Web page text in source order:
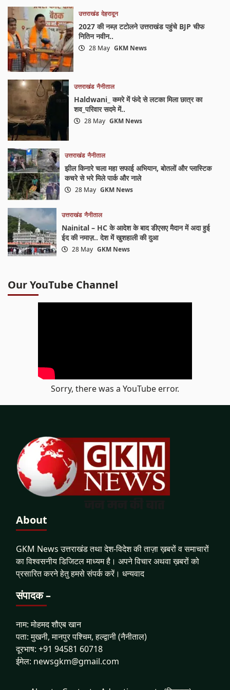
उत्तराखंड देहरादून
2027 की नब्ज़ टटोलने उत्तराखंड पहुंचे BJP चीफ
नितिन नवीन..
28 May GKM News
उत्तराखंड नैनीताल
Haldwani_ कमरे में फंदे से लटका मिला छात्र का
शव_परिवार सदमे में..
28 May GKM News
उत्तराखंड नैनीताल
झील किनारे चला महा सफाई अभियान, बोतलों और प्लास्टिक
कचरे से भरे मिले पार्क और नाले
28 May GKM News
उत्तराखंड नैनीताल
Nainital – HC के आदेश के बाद डीएसए मैदान में अदा हुई
ईद की नमाज़.. देश में खुशहाली की दुआ
28 May GKM News
Our YouTube Channel
Sorry, there was a YouTube error.
About
GKM News उत्तराखंड तथा देश-विदेश की ताज़ा ख़बरों व समाचारों
का विश्वसनीय डिजिटल माध्यम है। अपने विचार अथवा ख़बरों को
प्रसारित करने हेतु हमसे संपर्क करें। धन्यवाद
संपादक –
नाम: मोहमद शौएब खान
पता: मुखनी, मानपुर पश्चिम, हल्द्वानी (नैनीताल)
दूरभाष: +91 94581 60718
ईमेल: newsgkm@gmail.com